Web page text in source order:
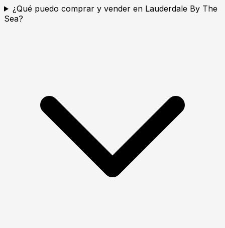
¿Qué puedo comprar y vender en Lauderdale By The
Sea?